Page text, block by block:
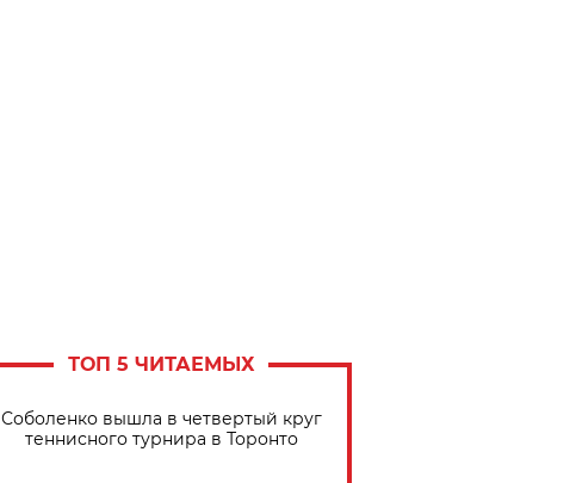
ТОП 5 ЧИТАЕМЫХ
Соболенко вышла в четвертый круг
теннисного турнира в Торонто